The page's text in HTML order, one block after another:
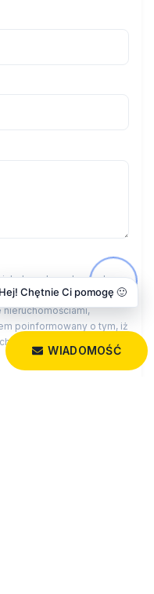
danych osobowych
dla celów związanych z
nieruchomościami,
poinformowany o tym, iż
danych do ich edycji lub
WIADOMOŚĆ
Hej! Chętnie Ci pomogę 🙂